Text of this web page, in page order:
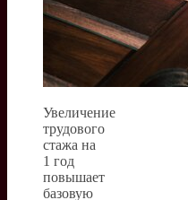
Увеличение
трудового
стажа на
1 год
повышает
базовую